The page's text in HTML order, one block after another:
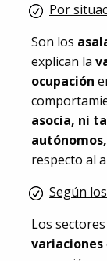
Por
Son los
explican la
ocupación
asocia, ni
respecto al
Según
Los sectores
variaciones